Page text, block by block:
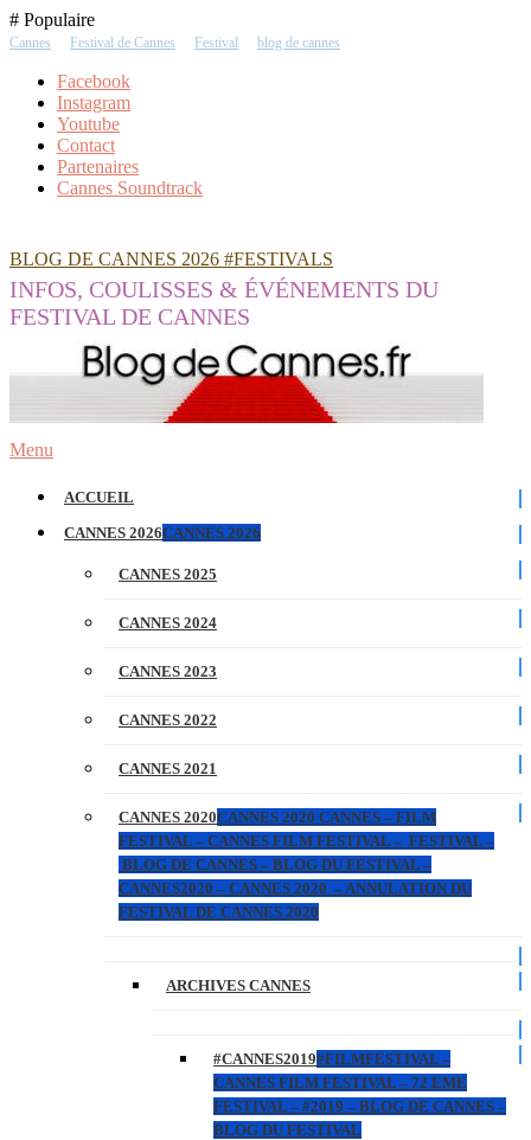
Skip
To
# Populaire
Cannes Festival de Cannes Festival blog de cannes
Facebook
Instagram
Youtube
Contact
Partenaires
Cannes Soundtrack
BLOG DE CANNES 2026 #FESTIVALS
INFOS, COULISSES & ÉVÉNEMENTS DU
FESTIVAL DE CANNES
Menu
ACCUEIL
CANNES 2026CANNES 2026
CANNES 2025
CANNES 2024
CANNES 2023
CANNES 2022
CANNES 2021
CANNES 2020CANNES 2020 CANNES – FILM
FESTIVAL – CANNES FILM FESTIVAL – FESTIVAL –
BLOG DE CANNES – BLOG DU FESTIVAL –
CANNES2020 – CANNES 2020 – ANNULATION DU
FESTIVAL DE CANNES 2020
ARCHIVES CANNES
#CANNES2019#FILMFESTIVAL –
CANNES FILM FESTIVAL – 72 EME
FESTIVAL – #2019 – BLOG DE CANNES –
BLOG DU FESTIVAL